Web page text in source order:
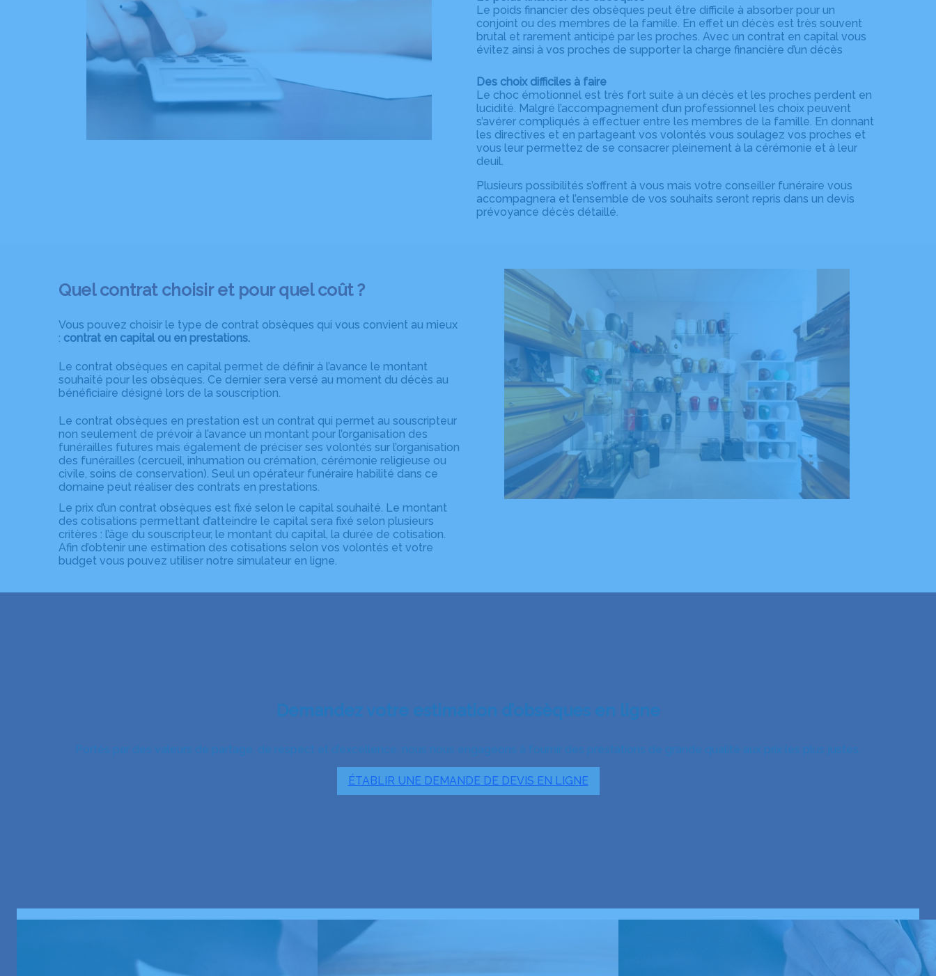
Le poids financier des obsèques peut être difficile à absorber pour un
conjoint ou des membres de la famille. En effet un décès est très souvent
brutal et rarement anticipé par les proches. Avec un contrat en capital vous
évitez ainsi à vos proches de supporter la charge financière d’un décès
Des choix difficiles à faire
Le choc émotionnel est très fort suite à un décès et les proches perdent en
lucidité. Malgré l’accompagnement d’un professionnel les choix peuvent
s’avérer compliqués à effectuer entre les membres de la famille. En donnant
les directives et en partageant vos volontés vous soulagez vos proches et
vous leur permettez de se consacrer pleinement à la cérémonie et à leur
deuil.
Plusieurs possibilités s’offrent à vous mais votre conseiller funéraire vous
accompagnera et l’ensemble de vos souhaits seront repris dans un devis
prévoyance décès détaillé.
Quel contrat choisir et pour quel coût ?
Vous pouvez choisir le type de contrat obsèques qui vous convient au mieux
: contrat en capital ou en prestations.
Le contrat obsèques en capital permet de définir à l’avance le montant
souhaité pour les obsèques. Ce dernier sera versé au moment du décès au
bénéficiaire désigné lors de la souscription.
Le contrat obsèques en prestation est un contrat qui permet au souscripteur
non seulement de prévoir à l’avance un montant pour l’organisation des
funérailles futures mais également de préciser ses volontés sur l’organisation
des funérailles (cercueil, inhumation ou crémation, cérémonie religieuse ou
civile, soins de conservation). Seul un opérateur funéraire habilité dans ce
domaine peut réaliser des contrats en prestations.
Le prix d’un contrat obsèques est fixé selon le capital souhaité. Le montant
des cotisations permettant d’atteindre le capital sera fixé selon plusieurs
critères : l’âge du souscripteur, le montant du capital, la durée de cotisation.
Afin d’obtenir une estimation des cotisations selon vos volontés et votre
budget vous pouvez utiliser notre simulateur en ligne.
Demandez votre estimation d’obsèques en ligne
Portés par des valeurs de partage, de respect et d’excellence, nous nous engageons à fournir des prestations de grande qualité aux prix les plus justes.
ÉTABLIR UNE DEMANDE DE DEVIS EN LIGNE